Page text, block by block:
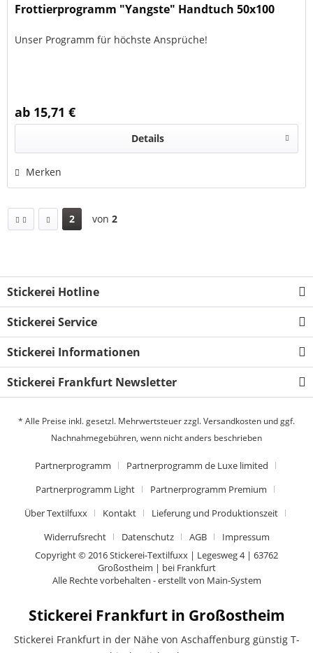
Frottierprogramm "Yangste" Handtuch 50x100
Unser Programm für höchste Ansprüche!
ab 15,71 €
Details
Merken
2 von 2
Stickerei Hotline
Stickerei Service
Stickerei Informationen
Stickerei Frankfurt Newsletter
* Alle Preise inkl. gesetzl. Mehrwertsteuer zzgl.Versandkosten und ggf.
Nachnahmegebühren, wenn nicht anders beschrieben
Partnerprogramm
Partnerprogramm de Luxe limited
Partnerprogramm Light
Partnerprogramm Premium
Über Textilfuxx
Kontakt
Lieferung und Produktionszeit
Widerrufsrecht
Datenschutz AGB
Impressum
Copyright © 2016 Stickerei-Textilfuxx | Legesweg 4 | 63762
Großostheim | bei Frankfurt
Alle Rechte vorbehalten - erstellt von Main-System
Stickerei Frankfurt in Großostheim
Stickerei Frankfurt in der Nähe von Aschaffenburg günstig T-